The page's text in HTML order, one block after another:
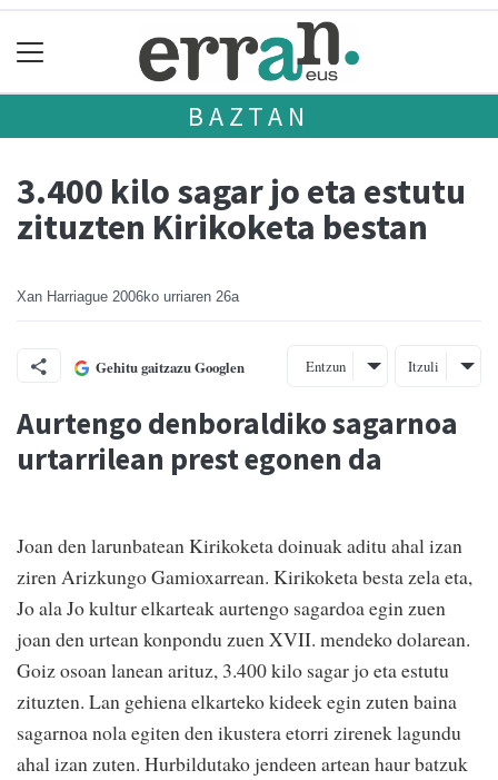
BAZTAN
3.400 kilo sagar jo eta estutu
zituzten Kirikoketa bestan
Xan Harriague 2006ko urriaren 26a
Gehitu gaitzazu Googlen Entzun Itzuli
Aurtengo denboraldiko sagarnoa
urtarrilean prest egonen da
Joan den larunbatean Kirikoketa doinuak aditu ahal izan
ziren Arizkungo Gamioxarrean. Kirikoketa besta zela eta,
Jo ala Jo kultur elkarteak aurtengo sagardoa egin zuen
joan den urtean konpondu zuen XVII. mendeko dolarean.
Goiz osoan lanean arituz, 3.400 kilo sagar jo eta estutu
zituzten. Lan gehiena elkarteko kideek egin zuten baina
sagarnoa nola egiten den ikustera etorri zirenek lagundu
ahal izan zuten. Hurbildutako jendeen artean haur batzuk